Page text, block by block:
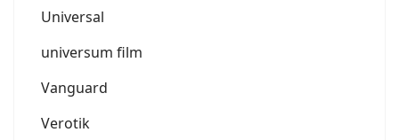
Universal
universum film
Vanguard
Verotik